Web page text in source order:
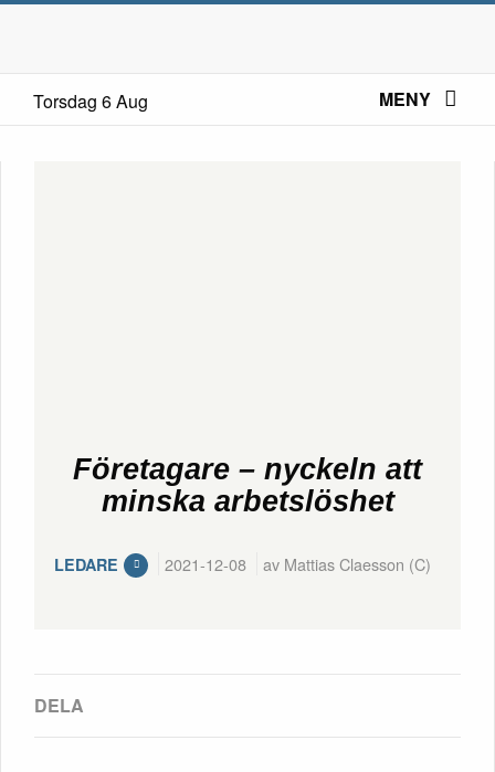
Torsdag 6 Aug MENY
Företagare – nyckeln att
minska arbetslöshet
LEDARE 2021-12-08 av Mattias Claesson (C)